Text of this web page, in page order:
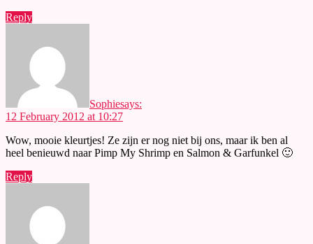
Reply
Sophiesays:
12 February 2012 at 10:27
Wow, mooie kleurtjes! Ze zijn er nog niet bij ons, maar ik ben al
heel benieuwd naar Pimp My Shrimp en Salmon & Garfunkel 🙂
Reply